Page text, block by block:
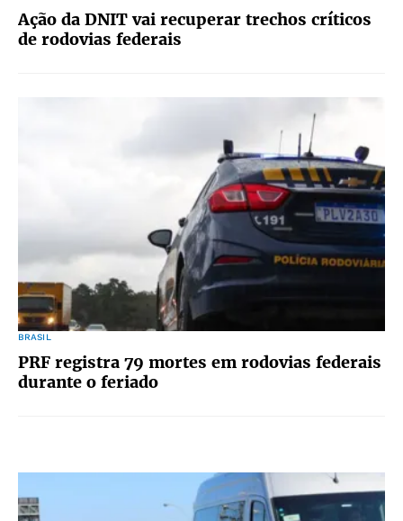
Ação da DNIT vai recuperar trechos críticos
de rodovias federais
BRASIL
PRF registra 79 mortes em rodovias federais
durante o feriado